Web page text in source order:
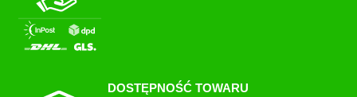
DOSTĘPNOŚĆ TOWARU